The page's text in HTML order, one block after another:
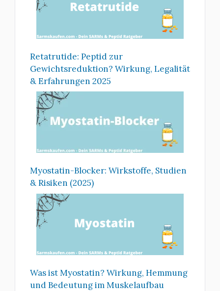
Retatrutide: Peptid zur
Gewichtsreduktion? Wirkung, Legalität
& Erfahrungen 2025
Myostatin-Blocker: Wirkstoffe, Studien
& Risiken (2025)
Was ist Myostatin? Wirkung, Hemmung
und Bedeutung im Muskelaufbau